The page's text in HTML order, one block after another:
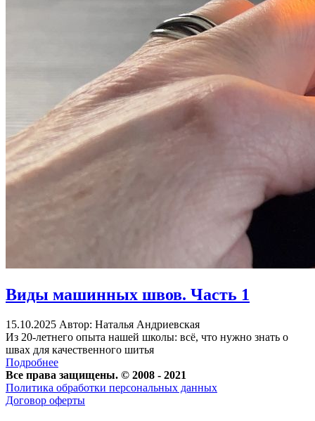
Виды машинных швов. Часть 1
15.10.2025 Автор: Наталья Андриевская
Из 20-летнего опыта нашей школы: всё, что нужно знать о
швах для качественного шитья
Подробнее
Все права защищены. © 2008 - 2021
Политика обработки персональных данных
Договор оферты